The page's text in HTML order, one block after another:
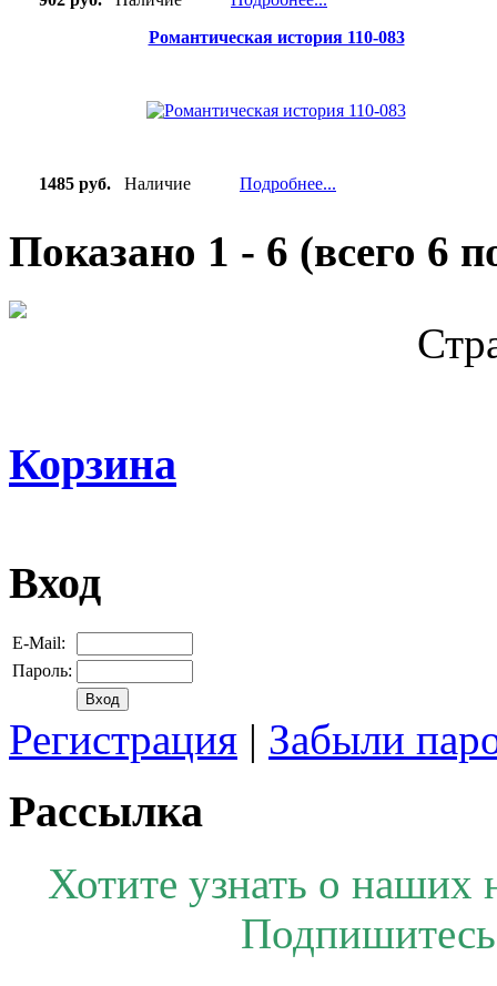
Романтическая история 110-083
1485 руб. Наличие Подробнее...
Показано 1 - 6 (всего 6
Корзина
Вход
E-Mail:
Пароль:
Регистрация | Забыли
Рассылка
Хотите узнать о наших